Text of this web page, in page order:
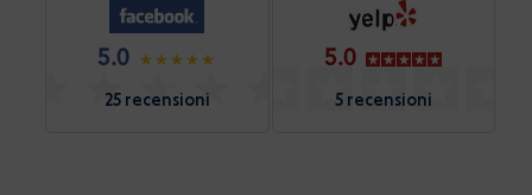
5.0
25 recensioni
5.0
5 recensioni